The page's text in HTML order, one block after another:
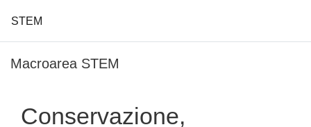
STEM
Macroarea STEM
Conservazione,